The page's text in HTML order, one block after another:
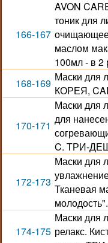
166-167
AVON
тоник для
маслом
100мл - в 2
168-169 Маски для
КОРЕЯ,
170-171
Маски для
для
C. ТРИ-
172-173
Маски для
Тканевая
174-175
Маски
релакс.